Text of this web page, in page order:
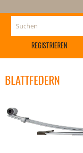
REGISTRIEREN
BLATTFEDERN